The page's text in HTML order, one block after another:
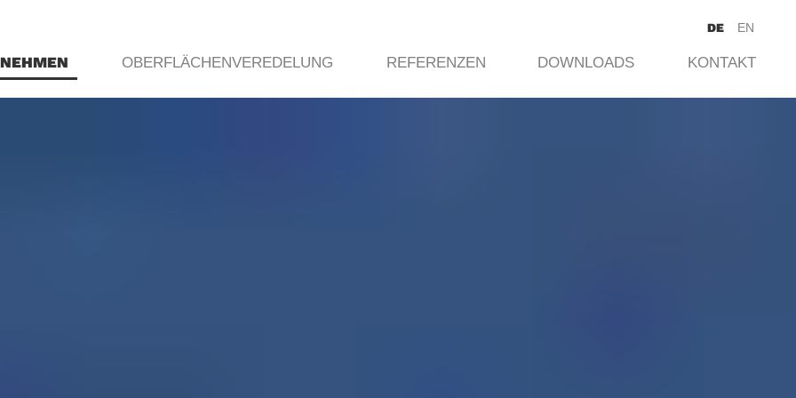
OBERFLÄCHENVEREDELUNG REFERENZEN DOWNLOADS KONTAKT
DE EN